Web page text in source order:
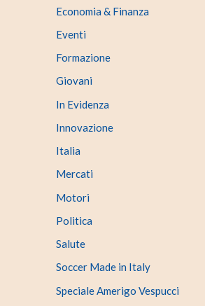
Economia & Finanza
Eventi
Formazione
Giovani
In Evidenza
Innovazione
Italia
Mercati
Motori
Politica
Salute
Soccer Made in Italy
Speciale Amerigo Vespucci